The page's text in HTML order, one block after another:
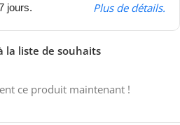
jours. Plus de détails.
la liste de souhaits
ce produit maintenant !